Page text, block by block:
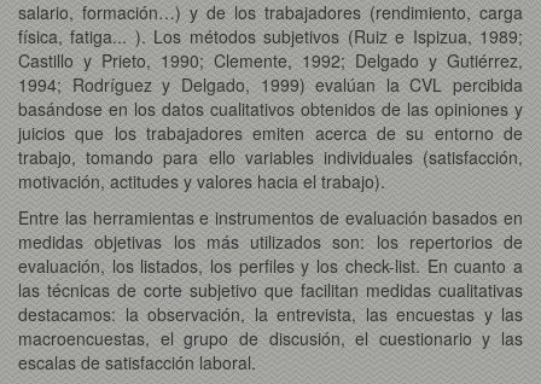
salario, formación…) y de los trabajadores (rendimiento, carga
física, fatiga... ). Los métodos subjetivos (Ruiz e Ispizua, 1989;
Castillo y Prieto, 1990; Clemente, 1992; Delgado y Gutiérrez,
1994; Rodríguez y Delgado, 1999) evalúan la CVL percibida
basándose en los datos cualitativos obtenidos de las opiniones y
juicios que los trabajadores emiten acerca de su entorno de
trabajo, tomando para ello variables individuales (satisfacción,
motivación, actitudes y valores hacia el trabajo).
Entre las herramientas e instrumentos de evaluación basados en
medidas objetivas los más utilizados son: los repertorios de
evaluación, los listados, los perfiles y los check-list. En cuanto a
las técnicas de corte subjetivo que facilitan medidas cualitativas
destacamos: la observación, la entrevista, las encuestas y las
macroencuestas, el grupo de discusión, el cuestionario y las
escalas de satisfacción laboral.